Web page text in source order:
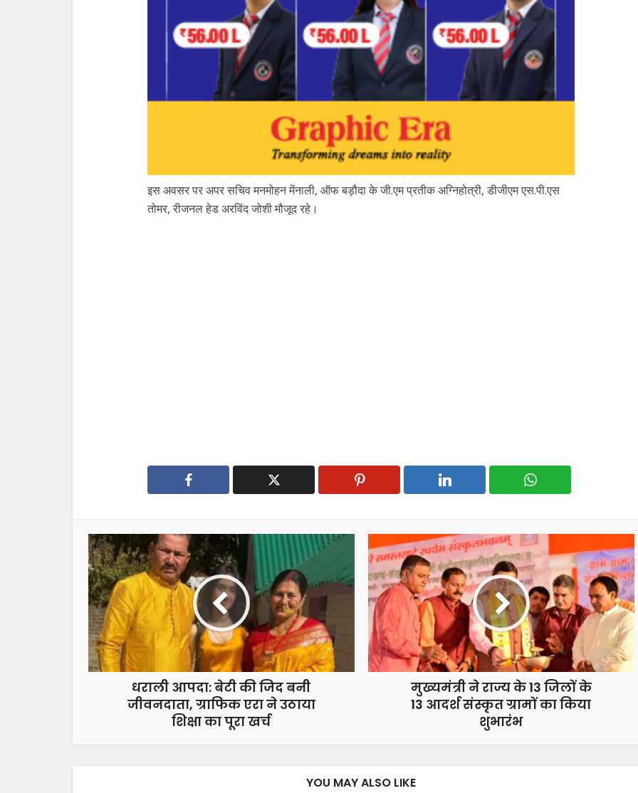
इस अवसर पर अपर सचिव मनमोहन मेंनाली, ऑफ बड़ौदा के जी.एम प्रतीक अग्निहोत्री, डीजीएम एस.पी.एस
तोमर, रीजनल हेड अरविंद जोशी मौजूद रहे।
धराली आपदा: बेटी की जिद बनी
जीवनदाता, ग्राफिक एरा ने उठाया
शिक्षा का पूरा खर्च
मुख्यमंत्री ने राज्य के 13 जिलों के
13 आदर्श संस्कृत ग्रामों का किया
शुभारंभ
YOU MAY ALSO LIKE